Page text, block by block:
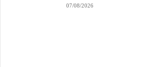
07/08/2026